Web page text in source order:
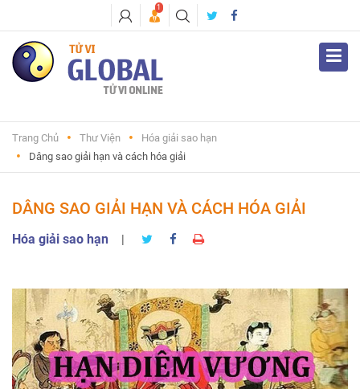
1
Trang Chủ Thư Viện
Hóa giải sao hạn
Dâng sao giải hạn và cách hóa giải
DÂNG SAO GIẢI HẠN VÀ CÁCH HÓA GIẢI
Hóa giải sao hạn |